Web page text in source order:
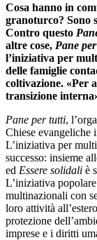
Cosa hanno in
granoturco? Sono
Contro questo
altre cose, Pane
l’iniziativa per
delle famiglie
coltivazione. «Per
transizione
Pane per tutti,
Chiese evangeliche
L’iniziativa per
successo: insieme
ed Essere solidali è
L’iniziativa
multinazionali con
loro attività
protezione
imprese e i diritti